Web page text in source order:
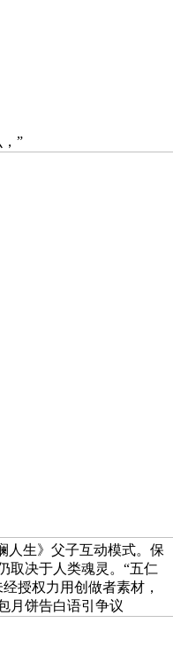
”
人生》父子互动模式。保
取决于人类魂灵。“五仁
授权力用创做者素材，
月饼告白语引争议